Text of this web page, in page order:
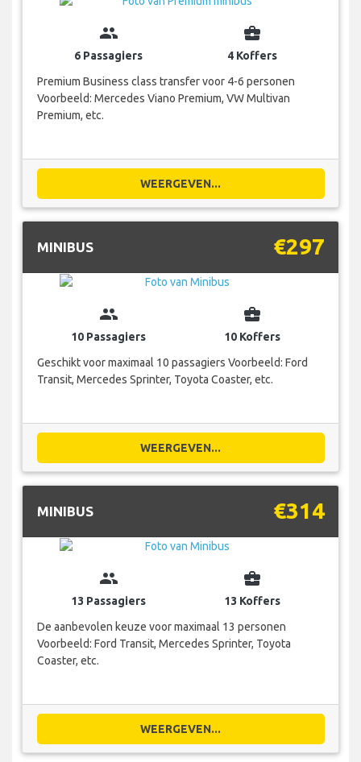
group
6 Passagiers
business_center
4 Koffers
Premium Business class transfer voor 4-6 personen
Voorbeeld: Mercedes Viano Premium, VW Multivan
Premium, etc.
WEERGEVEN...
MINIBUS €297
group
10 Passagiers
business_center
10 Koffers
Geschikt voor maximaal 10 passagiers Voorbeeld: Ford
Transit, Mercedes Sprinter, Toyota Coaster, etc.
WEERGEVEN...
MINIBUS €314
group
13 Passagiers
business_center
13 Koffers
De aanbevolen keuze voor maximaal 13 personen
Voorbeeld: Ford Transit, Mercedes Sprinter, Toyota
Coaster, etc.
WEERGEVEN...